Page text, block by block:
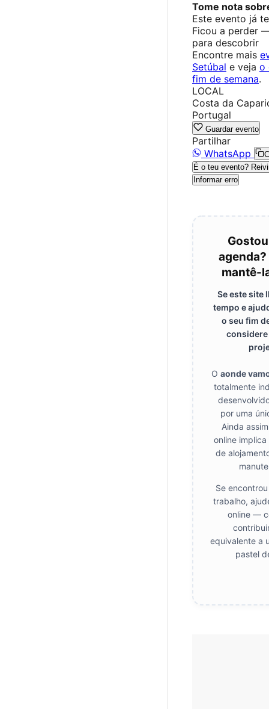
Tome nota
Este evento já
Ficou a perder
para descobrir
Encontre mais
Setúbal e veja o
fim de semana.
LOCAL
Costa da
Portugal
Guardar evento
Partilhar
WhatsApp
É o teu evento?
Informar erro
mantê-
Se este site
tempo e
o seu fim
O aonde
totalmente
por uma
Ainda
online
de
Se
trabalho,
online —
equivalente a
pastel